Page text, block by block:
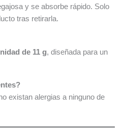
y se absorbe rápido. Solo
tras retirarla.
de 11 g, diseñada para un
existan alergias a ninguno de